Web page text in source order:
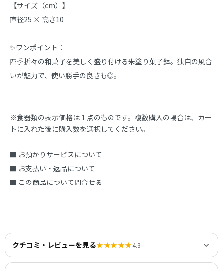
【サイズ（cm）】
直径25 × 高さ10
✨ワンポイント：
四季折々の和菓子を美しく盛り付ける朱塗り菓子鉢。独自の風合
いが魅力で、使い勝手の良さも◎。
※食器類の表示価格は１点のものです。複数購入の場合は、カー
トに入れた後に購入数を選択してください。
■ お預かりサービスについて
■ お支払い・返品について
■ この商品について問合せる
クチコミ・レビューを見る★★★★★4.3